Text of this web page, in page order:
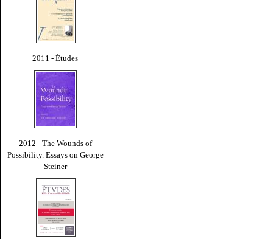
2011 - Études
2012 - The Wounds of
Possibility. Essays on George
Steiner